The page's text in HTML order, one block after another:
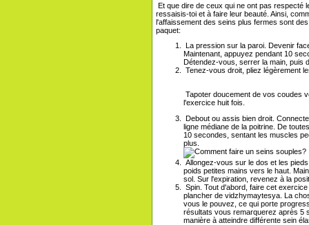
Et que dire de ceux qui ne ont pas respecté
ressaisis-toi et à faire leur beauté. Ainsi,
l'affaissement des seins plus fermes sont
paquet:
La pression sur la paroi. Devenir
Maintenant, appuyez pendant 10
Détendez-vous, serrer la main, puis
Tenez-vous droit, pliez légèrement
Tapoter doucement de vos coudes
l'exercice huit fois.
Debout ou assis bien droit.
ligne médiane de la poitrine. De
10 secondes, sentant les muscles
plus.
Allongez-vous sur le dos et les
poids petites mains vers le haut.
sol. Sur l'expiration, revenez à la
Spin. Tout d'abord, faire cet
plancher de vidzhymaytesya. La
vous le pouvez, ce qui porte
résultats vous remarquerez après 5
manière à atteindre différente sein